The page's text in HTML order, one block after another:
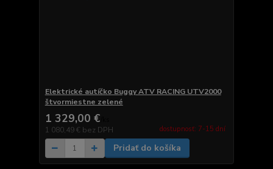
Elektrické autíčko Buggy ATV RACING UTV2000
štvormiestne zelené
1 329,00 €
1 080,49 € bez DPH dostupnosť: 7-15 dní
Pridať do košíka